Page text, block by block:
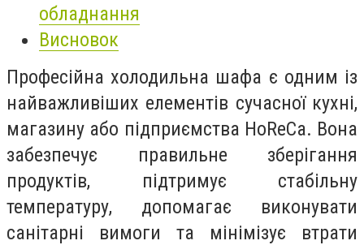
обладнання
Висновок
Професійна холодильна шафа є одним із
найважливіших елементів сучасної кухні,
магазину або підприємства HoReCa. Вона
забезпечує правильне зберігання
продуктів, підтримує стабільну
температуру, допомагає виконувати
санітарні вимоги та мінімізує втрати